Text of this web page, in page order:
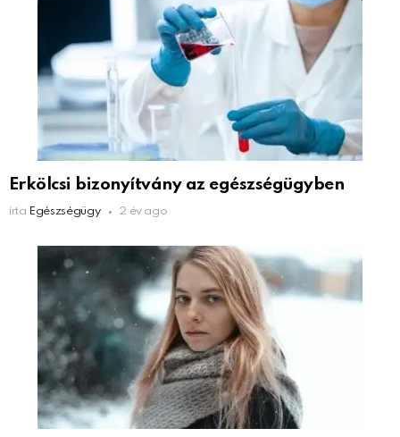
Erkölcsi bizonyítvány az egészségügyben
írta Egészségügy 2 év ago